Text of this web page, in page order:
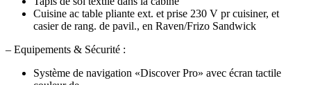
Cuisine ac table pliante ext. et prise 230 V pr cuisiner, et
casier de rang. de pavil., en Raven/Frizo Sandwick
– Equipements & Sécurité :
Système de navigation «Discover Pro» avec écran tactile